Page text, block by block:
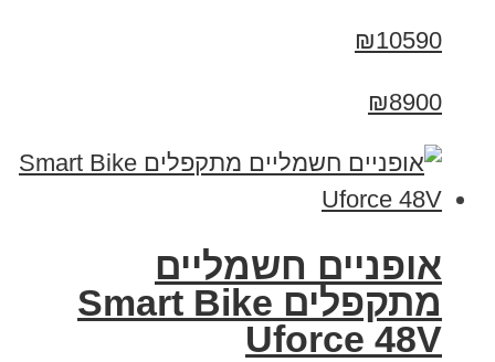
₪10590
₪8900
אופניים חשמליים
מתקפלים Smart Bike
Uforce 48V